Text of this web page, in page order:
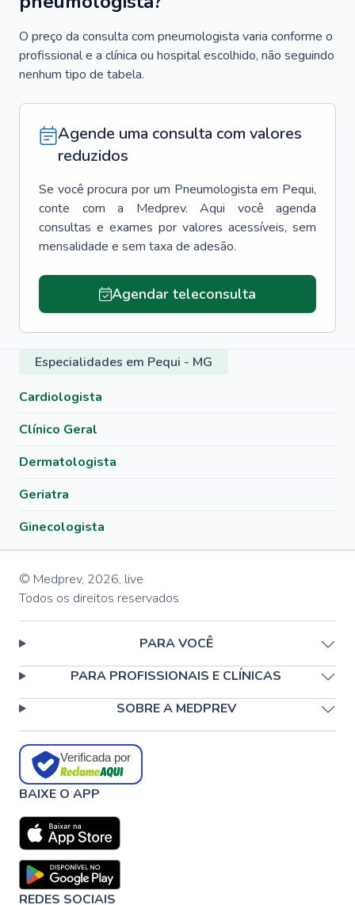
O preço da consulta com pneumologista varia conforme o
profissional e a clínica ou hospital escolhido, não seguindo
nenhum tipo de tabela.
Agende uma consulta com valores
reduzidos
Se você procura por um Pneumologista em Pequi,
conte com a Medprev. Aqui você agenda
consultas e exames por valores acessíveis, sem
mensalidade e sem taxa de adesão.
Agendar teleconsulta
Especialidades em Pequi - MG
Cardiologista
Clínico Geral
Dermatologista
Geriatra
Ginecologista
© Medprev, 2026, live
Todos os direitos reservados
PARA VOCÊ
PARA PROFISSIONAIS E CLÍNICAS
SOBRE A MEDPREV
Verificada por
BAIXE O APP
REDES SOCIAIS